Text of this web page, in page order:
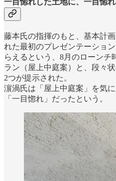
一目惚れした土地に、一目惚
藤本氏の指揮のもと、基本計
れた最初のプレゼンテーショ
らえるという、8月のローンチ
ラン（屋上中庭案）と、段々
2つが提示された。
濵渦氏は「屋上中庭案」を気
「一目惚れ」だったという。